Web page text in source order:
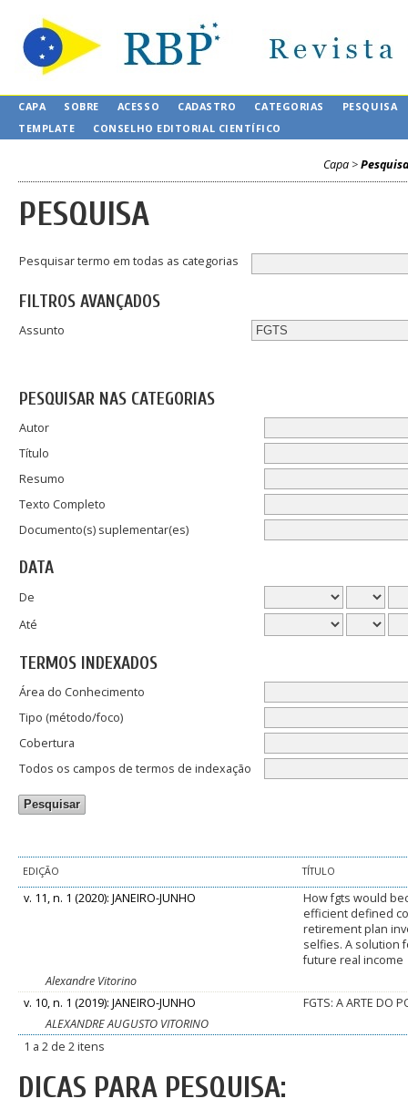
CAPA SOBRE ACESSO CADASTRO CATEGORIAS
PESQUISA
TEMPLATE
CONSELHO EDITORIAL CIENTÍFICO
Capa >
PESQUISA
Pesquisar termo em todas as categorias
FILTROS AVANÇADOS
Assunto
PESQUISAR NAS CATEGORIAS
Autor
Título
Resumo
Texto Completo
Documento(s) suplementar(es)
DATA
De
Até
TERMOS INDEXADOS
Área do Conhecimento
Tipo (método/foco)
Cobertura
Todos os campos de termos de indexação
EDIÇÃO TÍTULO
v. 11, n. 1 (2020): JANEIRO-JUNHO
How fgts would
efficient defined
retirement plan
selfies. A solution
future real income
Alexandre Vitorino
v. 10, n. 1 (2019): JANEIRO-JUNHO
FGTS: A ARTE DO
ALEXANDRE AUGUSTO VITORINO
1 a 2 de 2 itens
DICAS PARA PESQUISA: